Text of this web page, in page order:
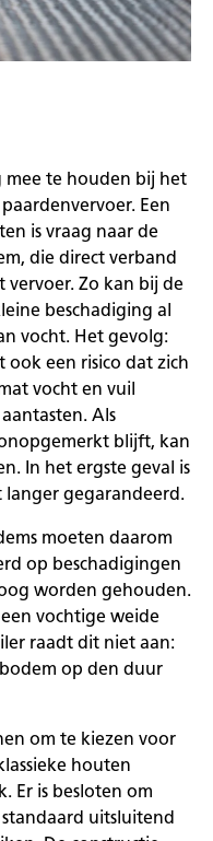
mee te houden bij het
Een
is vraag naar de
die direct verband
Zo kan bij de
beschadiging al
vocht. Het gevolg:
ook een risico dat zich
vocht en vuil
Als
blijft, kan
In het ergste geval is
gegarandeerd.
moeten daarom
op beschadigingen
worden gehouden.
vochtige weide
raadt dit niet aan:
op den duur
om te kiezen voor
houten
Er is besloten om
uitsluitend